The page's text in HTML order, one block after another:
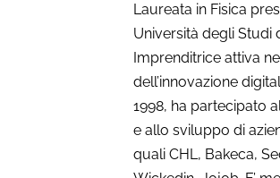
Laureata in Fisica
Università degli Studi
Imprenditrice attiva
dell’innovazione
1998, ha partecipato
e allo sviluppo di
quali CHL, Bakeca,